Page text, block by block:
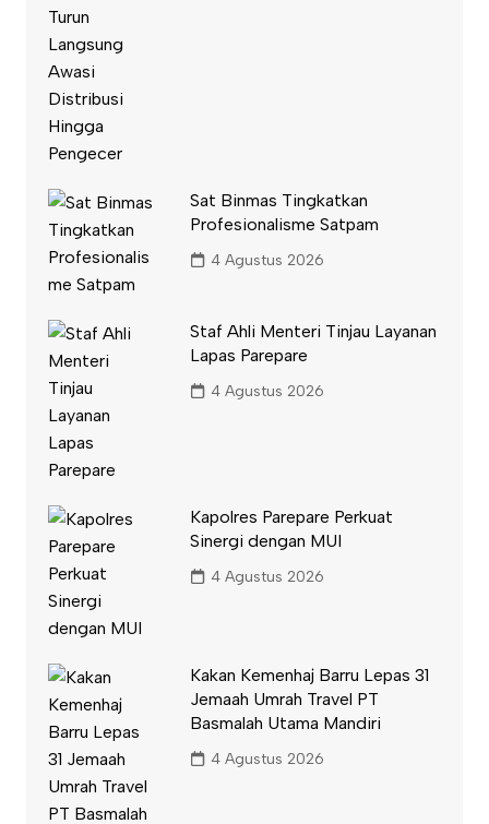
Sat Binmas Tingkatkan
Profesionalisme Satpam
4 Agustus 2026
Staf Ahli Menteri Tinjau Layanan
Lapas Parepare
4 Agustus 2026
Kapolres Parepare Perkuat
Sinergi dengan MUI
4 Agustus 2026
Kakan Kemenhaj Barru Lepas 31
Jemaah Umrah Travel PT
Basmalah Utama Mandiri
4 Agustus 2026